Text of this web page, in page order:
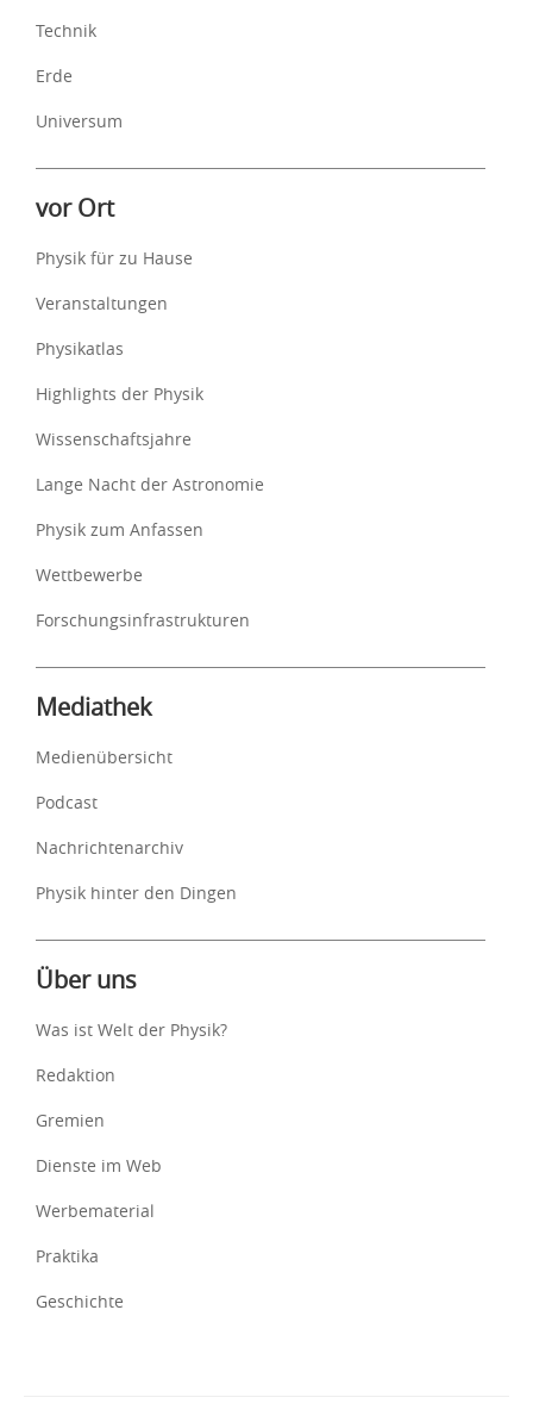
Technik
Erde
Universum
vor Ort
Physik für zu Hause
Veranstaltungen
Physikatlas
Highlights der Physik
Wissenschaftsjahre
Lange Nacht der Astronomie
Physik zum Anfassen
Wettbewerbe
Forschungsinfrastrukturen
Mediathek
Medienübersicht
Podcast
Nachrichtenarchiv
Physik hinter den Dingen
Über uns
Was ist Welt der Physik?
Redaktion
Gremien
Dienste im Web
Werbematerial
Praktika
Geschichte